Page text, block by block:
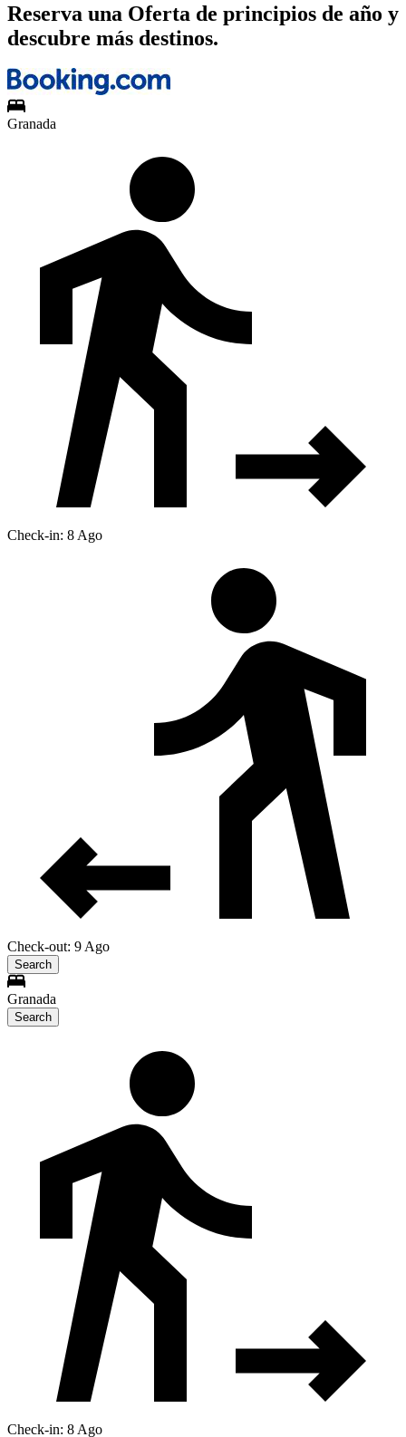
Reserva una Oferta de principios de año y
descubre más destinos.
Granada
Check-in: 8 Ago
Check-out: 9 Ago
Search
Granada
Search
Check-in: 8 Ago